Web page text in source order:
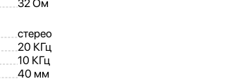
32 Ом
стерео
20 КГц
10 КГц
40 мм